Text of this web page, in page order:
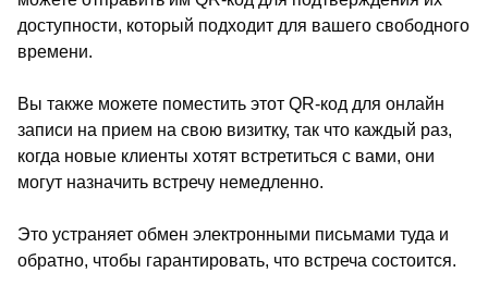
доступности, который подходит для вашего свободного
времени.
Вы также можете поместить этот QR-код для онлайн
записи на прием на свою визитку, так что каждый раз,
когда новые клиенты хотят встретиться с вами, они
могут назначить встречу немедленно.
Это устраняет обмен электронными письмами туда и
обратно, чтобы гарантировать, что встреча состоится.